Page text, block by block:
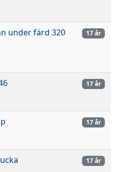
under färd 320
17 år
17 år
17 år
17 år